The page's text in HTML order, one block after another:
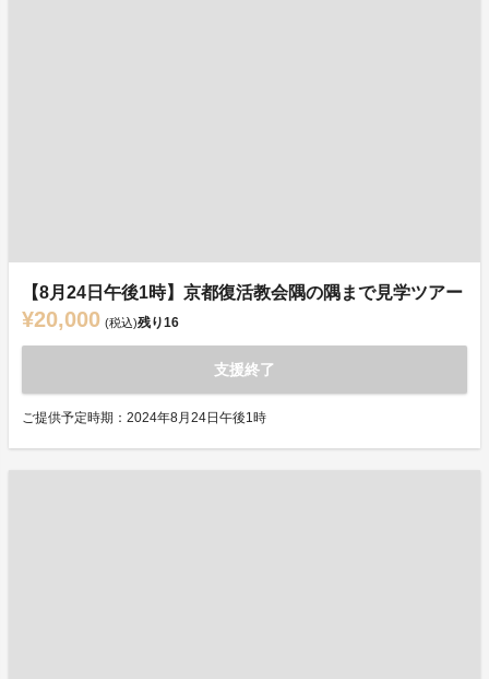
【8月24日午後1時】京都復活教会隅の隅まで見学ツアー
¥20,000 (税込)残り16
支援終了
ご提供予定時期：2024年8月24日午後1時